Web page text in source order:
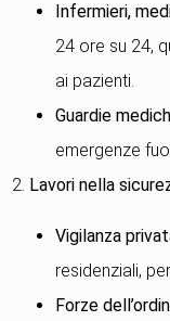
Infermieri,
24 ore su 24,
ai pazienti.
Guardie
emergenze
2. Lavori nella
Vigilanza
residenziali,
Forze